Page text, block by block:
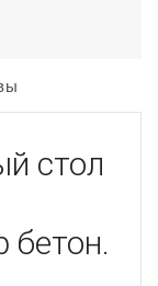
стол
бетон.